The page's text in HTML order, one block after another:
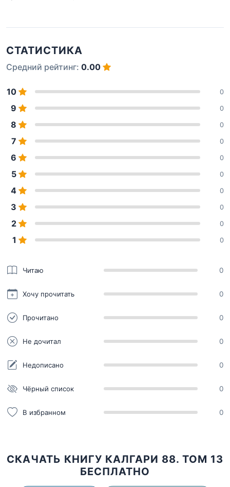
СТАТИСТИКА
Средний рейтинг: 0.00
10 0
9 0
8 0
7 0
6 0
5 0
4 0
3 0
2 0
1 0
Читаю 0
Хочу прочитать 0
Прочитано 0
Не дочитал 0
Недописано 0
Чёрный список 0
В избранном 0
СКАЧАТЬ КНИГУ КАЛГАРИ 88. ТОМ 13
БЕСПЛАТНО